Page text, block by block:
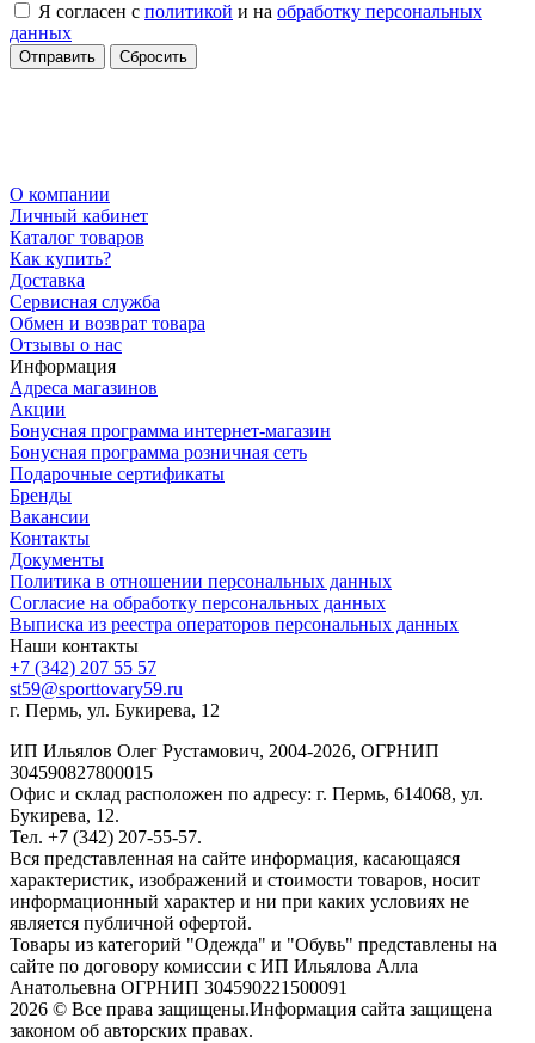
Я согласен с политикой и на обработку персональных
данных
Сбросить
О компании
Личный кабинет
Каталог товаров
Как купить?
Доставка
Сервисная служба
Обмен и возврат товара
Отзывы о нас
Информация
Адреса магазинов
Акции
Бонусная программа интернет-магазин
Бонусная программа розничная сеть
Подарочные сертификаты
Бренды
Вакансии
Контакты
Документы
Политика в отношении персональных данных
Согласие на обработку персональных данных
Выписка из реестра операторов персональных данных
Наши контакты
+7 (342) 207 55 57
st59@sporttovary59.ru
г. Пермь, ул. Букирева, 12
ИП Ильялов Олег Рустамович, 2004-2026, ОГРНИП
304590827800015
Офис и склад расположен по адресу: г. Пермь, 614068, ул.
Букирева, 12.
Тел. +7 (342) 207-55-57.
Вся представленная на сайте информация, касающаяся
характеристик, изображений и стоимости товаров, носит
информационный характер и ни при каких условиях не
является публичной офертой.
Товары из категорий "Одежда" и "Обувь" представлены на
сайте по договору комиссии с ИП Ильялова Алла
Анатольевна ОГРНИП 304590221500091
2026 © Все права защищены.Информация сайта защищена
законом об авторских правах.